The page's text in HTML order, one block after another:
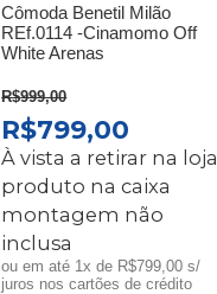
Cômoda Benetil Milão
REf.0114 -Cinamomo Off
White Arenas
R$999,00
O
PREÇO
ORIGINAL
ERA:
R$999,00.
R$799,00
PREÇO
ATUAL
É:
À vista a retirar na loja
produto na caixa
montagem não
inclusa
ou em até 1x de R$799,00 s/
juros nos cartões de crédito